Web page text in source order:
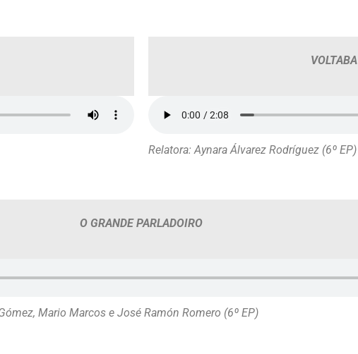
VOLTABA
Relatora: Aynara Álvarez Rodríguez (6º EP)
O GRANDE PARLADOIRO
Mario Marcos e José Ramón Romero (6º EP)